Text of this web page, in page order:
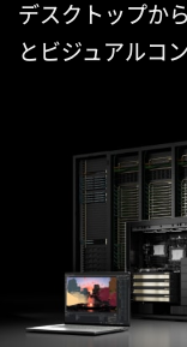
デスクトップか
とビジュアルコ